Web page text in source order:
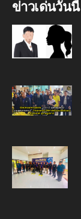
ข่าวเด่นวันนี้